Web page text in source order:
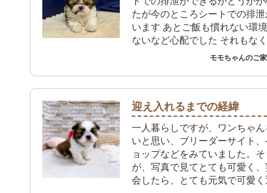
たが今のところシートでの排
います あとご飯も慣れない環
ないなど心配でした それもな
モモちゃんのご
迎え入れるまでの経緯
一人暮らしですが、ワンちゃ
いと思い、ブリーダーサイト
ョップなどをみていました。
が、写真で見てとても可愛く
会したら、とても元気で可愛